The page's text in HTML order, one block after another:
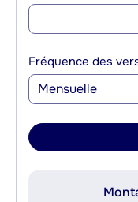
Fréquence des
Mensuelle